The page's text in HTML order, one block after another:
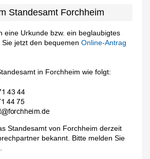
Standesamt Forchheim
eine Urkunde bzw. ein beglaubigtes
Sie jetzt den bequemenOnline-Antrag
in Forchheim wie folgt:
Standesamt von Forchheim derzeit
bekannt. Bitte melden Sie